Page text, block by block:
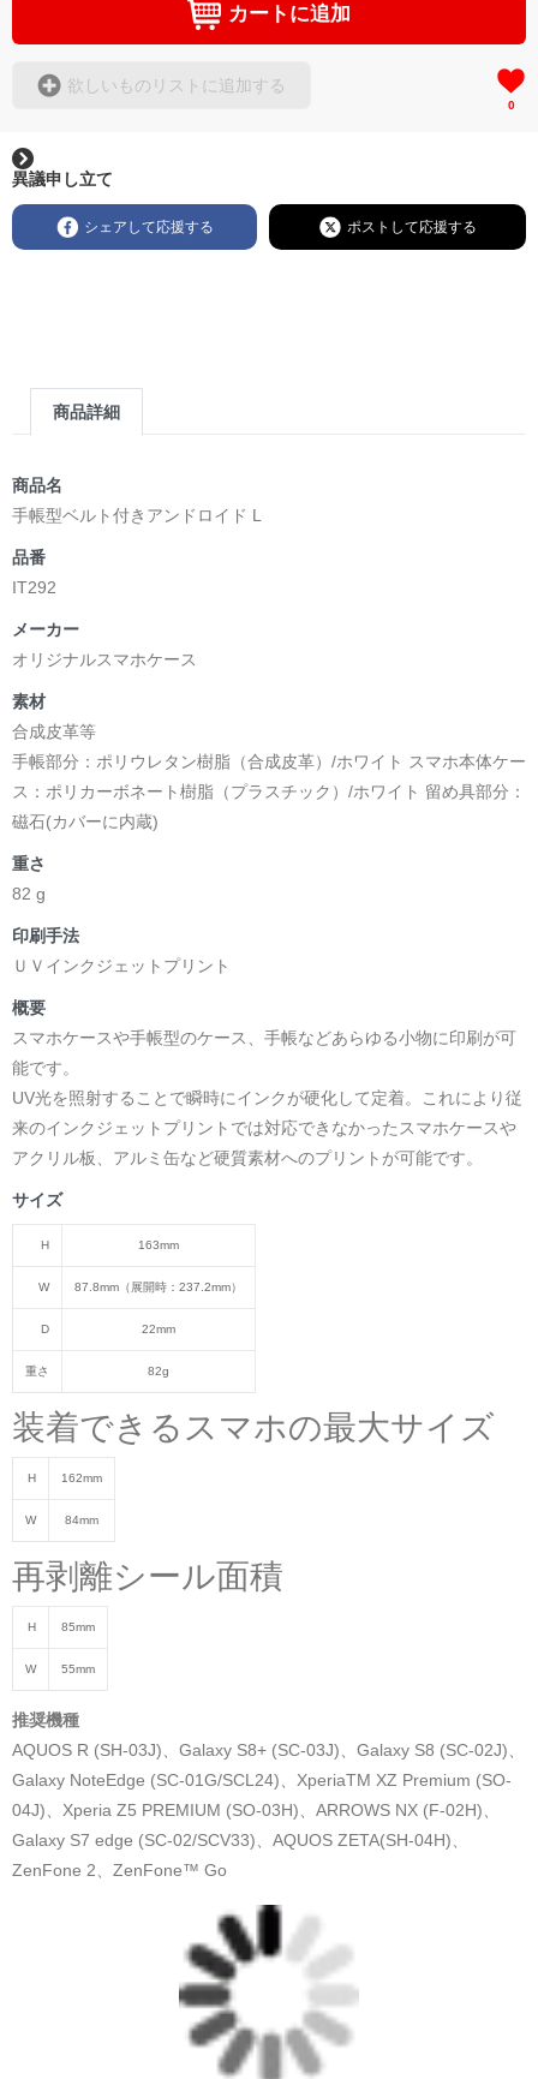
カートに追加
欲しいものリストに追加する
0
異議申し立て
シェアして応援する ポストして応援する
商品詳細
商品名
手帳型ベルト付きアンドロイド L
品番
IT292
メーカー
オリジナルスマホケース
素材
合成皮革等
手帳部分：ポリウレタン樹脂（合成皮革）/ホワイト スマホ本体ケー
ス：ポリカーボネート樹脂（プラスチック）/ホワイト 留め具部分：
磁石(カバーに内蔵)
重さ
82 g
印刷手法
ＵＶインクジェットプリント
概要
スマホケースや手帳型のケース、手帳などあらゆる小物に印刷が可
能です。
UV光を照射することで瞬時にインクが硬化して定着。これにより従
来のインクジェットプリントでは対応できなかったスマホケースや
アクリル板、アルミ缶など硬質素材へのプリントが可能です。
サイズ
H 163mm
W 87.8mm（展開時：237.2mm）
D 22mm
重さ 82g
装着できるスマホの最大サイズ
H 162mm
W 84mm
再剥離シール面積
H 85mm
W 55mm
推奨機種
AQUOS R (SH-03J)、Galaxy S8+ (SC-03J)、Galaxy S8 (SC-02J)、
Galaxy NoteEdge (SC-01G/SCL24)、XperiaTM XZ Premium (SO-
04J)、Xperia Z5 PREMIUM (SO-03H)、ARROWS NX (F-02H)、
Galaxy S7 edge (SC-02/SCV33)、AQUOS ZETA(SH-04H)、
ZenFone 2、ZenFone™ Go